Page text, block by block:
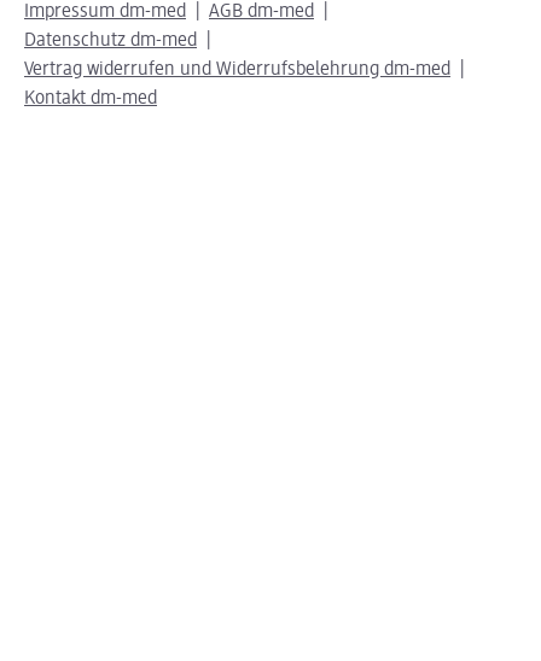
Impressum dm-med
AGB dm-med
Datenschutz dm-med
Vertrag widerrufen und Widerrufsbelehrung dm-med
Kontakt dm-med